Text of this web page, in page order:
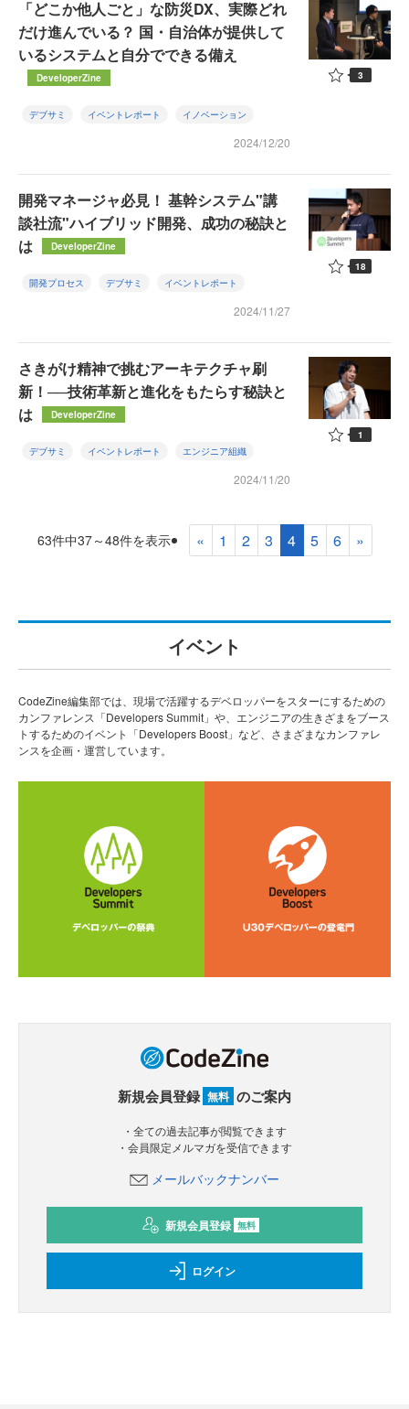
「どこか他人ごと」な防災DX、実際どれ
だけ進んでいる？ 国・自治体が提供して
いるシステムと自分でできる備え
DeveloperZine
デブサミ イベントレポート イノベーション
2024/12/20
3
開発マネージャ必見！ 基幹システム"講
談社流"ハイブリッド開発、成功の秘訣と
は
DeveloperZine
開発プロセス デブサミ イベントレポート
2024/11/27
18
さきがけ精神で挑むアーキテクチャ刷
新！──技術革新と進化をもたらす秘訣と
は
DeveloperZine
デブサミ イベントレポート エンジニア組織
2024/11/20
1
63件中37～48件を表示 « 1 2 3 4 5 6 »
イベント
CodeZine編集部では、現場で活躍するデベロッパーをスターにするための
カンファレンス「Developers Summit」や、エンジニアの生きざまをブース
トするためのイベント「Developers Boost」など、さまざまなカンファレ
ンスを企画・運営しています。
新規会員登録 無料 のご案内
・全ての過去記事が閲覧できます
・会員限定メルマガを受信できます
メールバックナンバー
新規会員登録 無料
ログイン